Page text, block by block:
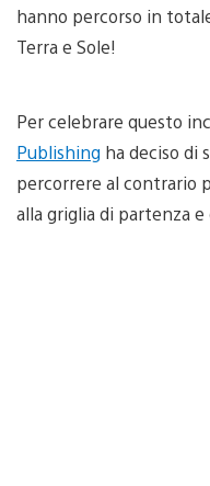
hanno percorso in
Terra e Sole!
Per celebrare questo
Publishing ha deciso di
percorrere al contrario
alla griglia di partenza